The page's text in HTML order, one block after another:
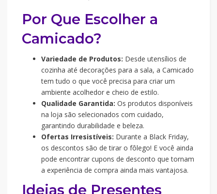
Por Que Escolher a
Camicado?
Variedade de Produtos: Desde utensílios de
cozinha até decorações para a sala, a Camicado
tem tudo o que você precisa para criar um
ambiente acolhedor e cheio de estilo.
Qualidade Garantida: Os produtos disponíveis
na loja são selecionados com cuidado,
garantindo durabilidade e beleza.
Ofertas Irresistíveis: Durante a Black Friday,
os descontos são de tirar o fôlego! E você ainda
pode encontrar cupons de desconto que tornam
a experiência de compra ainda mais vantajosa.
Ideias de Presentes